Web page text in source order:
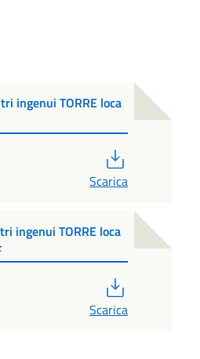
ingenui TORRE loca
Scarica
ingenui TORRE loca
Scarica